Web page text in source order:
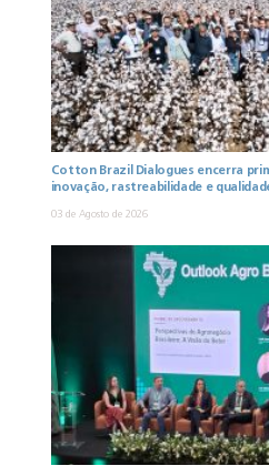
Cotton Brazil Dialogues encerra
inovação, rastreabilidade e
03 de Agosto de 2026